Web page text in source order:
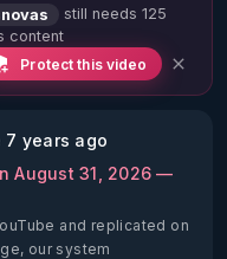
still needs 125
content
Protect this video
7 years ago
August 31, 2026 —
and replicated on
our system